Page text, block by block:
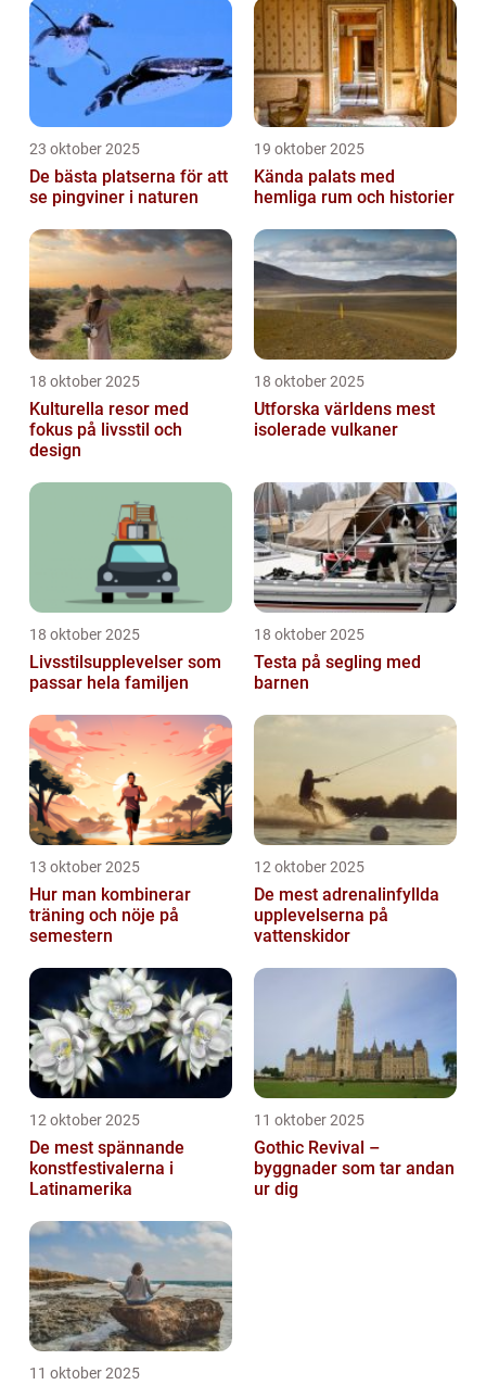
23 oktober 2025
De bästa platserna för att
se pingviner i naturen
19 oktober 2025
Kända palats med
hemliga rum och historier
18 oktober 2025
Kulturella resor med
fokus på livsstil och
design
18 oktober 2025
Utforska världens mest
isolerade vulkaner
18 oktober 2025
Livsstilsupplevelser som
passar hela familjen
18 oktober 2025
Testa på segling med
barnen
13 oktober 2025
Hur man kombinerar
träning och nöje på
semestern
12 oktober 2025
De mest adrenalinfyllda
upplevelserna på
vattenskidor
12 oktober 2025
De mest spännande
konstfestivalerna i
Latinamerika
11 oktober 2025
Gothic Revival –
byggnader som tar andan
ur dig
11 oktober 2025